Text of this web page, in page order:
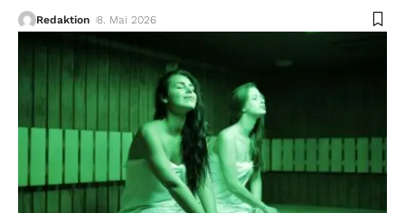
Redaktion 8. Mai 2026